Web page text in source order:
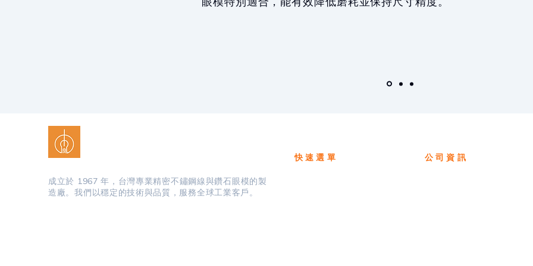
成立於 1967 年，台灣專業精密不鏽鋼線與鑽石眼模的製
造廠。我們以穩定的技術與品質，服務全球工業客戶。
快速選單 ​公司資訊